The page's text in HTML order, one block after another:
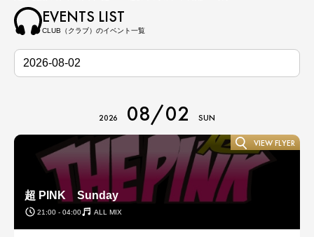
EVENTS LIST
CLUB（クラブ）のイベント一覧
2026 08/02 SUN
超 PINK Sunday
21:00 - 04:00 ALL MIX
VIEW FLYER